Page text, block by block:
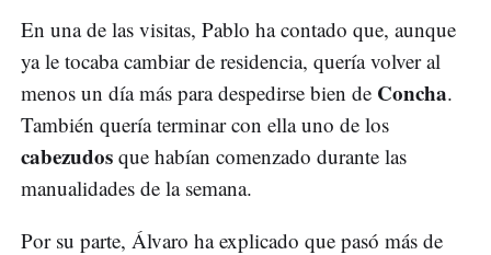
En una de las visitas, Pablo ha contado que, aunque
ya le tocaba cambiar de residencia, quería volver al
menos un día más para despedirse bien de Concha.
También quería terminar con ella uno de los
cabezudos que habían comenzado durante las
manualidades de la semana.
Por su parte, Álvaro ha explicado que pasó más de